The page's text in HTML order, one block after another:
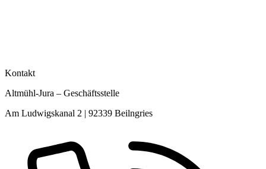
Kontakt
Altmühl-Jura – Geschäftsstelle
Am Ludwigskanal 2 | 92339 Beilngries